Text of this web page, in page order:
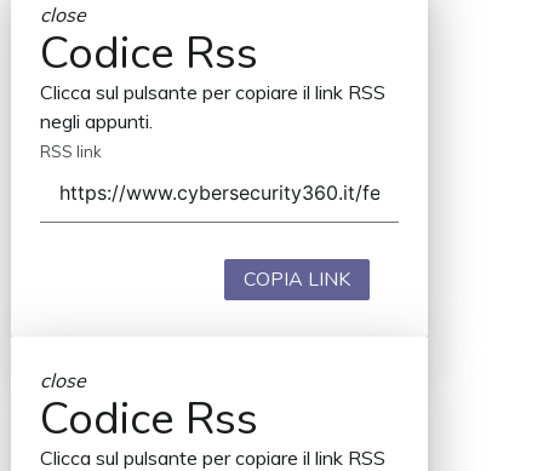
close
Codice Rss
Clicca sul pulsante per copiare il link RSS
negli appunti.
RSS link
COPIA LINK
close
Codice Rss
Clicca sul pulsante per copiare il link RSS